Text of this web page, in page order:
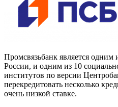
Промсвязьбанк является
России, и одним из 10
институтов по версии
перекредитовать несколько
очень низкой ставке.